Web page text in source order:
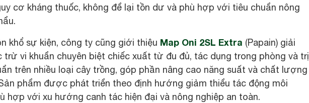
cơ kháng thuốc, không để lại tồn dư và phù hợp với tiêu chuẩn nông
khổ sự kiện, công ty cũng giới thiệu Map Oni 2SL Extra (Papain) giải
trừ vi khuẩn chuyên biệt chiếc xuất từ đu đủ, tác dụng trong phòng và trị
trên nhiều loại cây trồng, góp phần nâng cao năng suất và chất lượng
phẩm được phát triển theo định hướng giảm thiểu tác động môi
hợp với xu hướng canh tác hiện đại và nông nghiệp an toàn.